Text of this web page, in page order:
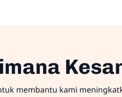
membantu kami